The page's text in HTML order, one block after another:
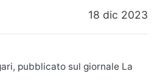
18 dic 2023
pubblicato sul giornale La